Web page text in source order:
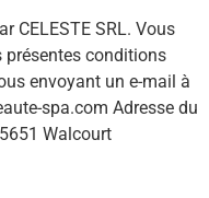
CELESTE SRL. Vous
présentes conditions
envoyant un e-mail à
spa.com Adresse du
Walcourt